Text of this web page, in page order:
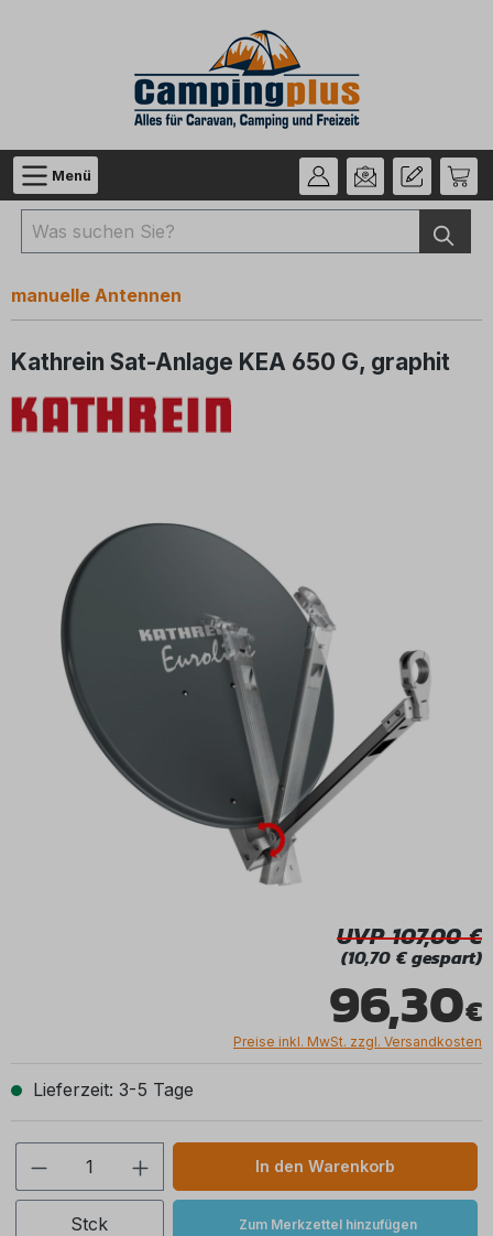
Zum Hauptinhalt springen
Menü
manuelle Antennen
Kathrein Sat-Anlage KEA 650 G, graphit
96,30
UVP 107,00
(10,70 € gespart)
Preise inkl. MwSt. zzgl. Versandkosten
Lieferzeit: 3-5 Tage
Produkt Anzahl: Gib den gewünschten
In den Warenkorb
Stck Zum Merkzettel hinzufügen